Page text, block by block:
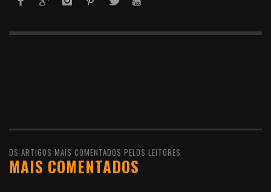
OS ARTIGOS MAIS COMENTADOS PELOS LEITORES
MAIS COMENTADOS